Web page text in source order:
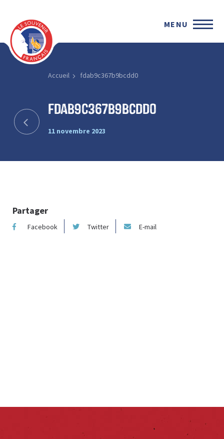
MENU
Accueil fdab9c367b9bcdd0
fdab9c367b9bcdd0
11 novembre 2023
Partager
Facebook Twitter E-mail